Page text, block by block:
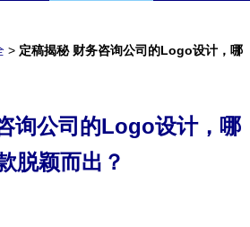
> 定稿揭秘 财务咨询公司的Logo设计，哪
询公司的Logo设计，哪
脱颖而出？